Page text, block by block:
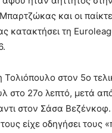
και οι
κατακτήσει τη
στον 5ο
27ο λεπτό, μετά
στον Σάσα
είχε οδηγήσει τους